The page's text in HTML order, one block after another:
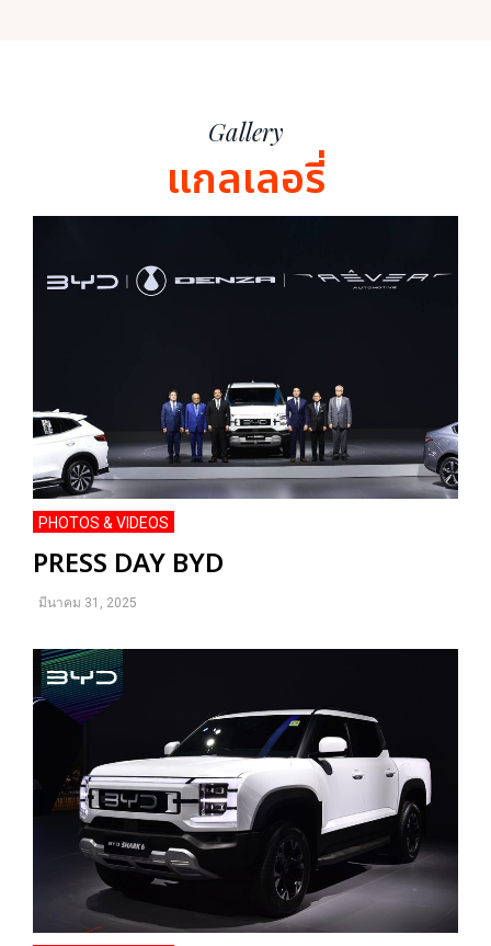
Gallery
แกลเลอรี่
PHOTOS & VIDEOS
PRESS DAY BYD
มีนาคม 31, 2025